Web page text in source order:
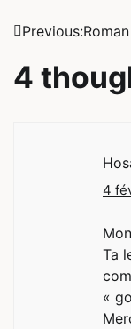
Navigation
de
Previous:
4
4
Ta
«